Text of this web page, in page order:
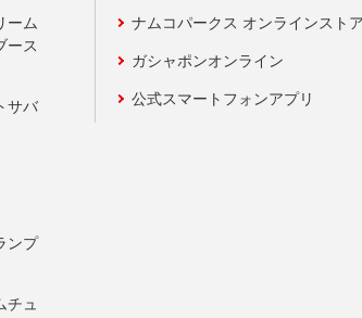
ーム
ース
サバ
ンプ
チュ
ナムコパークス オンラインストア
ガシャポンオンライン
公式スマートフォンアプリ